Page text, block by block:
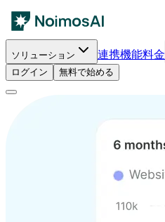
ソリューション 連携機能料金
ログイン
無料で始める